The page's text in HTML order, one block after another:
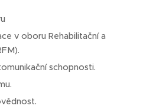
v oboru Rehabilitační a
schopnosti.